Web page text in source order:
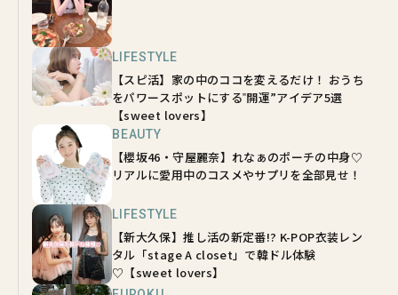
LIFESTYLE
【スピ活】家の中のココを変えるだけ！ おうち
をパワースポットにする‟開運”アイデア5選
【sweet lovers】
BEAUTY
【櫻坂46・守屋麗奈】れなぁのポーチの中身♡
リアルに愛用中のコスメやサプリを全部見せ！
LIFESTYLE
【新大久保】推し活の新定番!? K-POP衣装レン
タル「stage A closet」で韓ドル体験
♡【sweet lovers】